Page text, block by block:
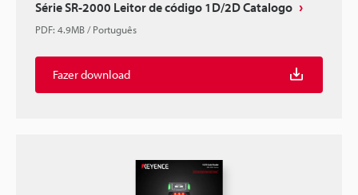
Série SR-2000 Leitor de código 1D/2D Catalogo
PDF: 4.9MB/Português
Fazer download